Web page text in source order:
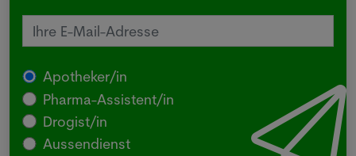
Apotheker/in
Pharma-Assistent/in
Drogist/in
Aussendienst